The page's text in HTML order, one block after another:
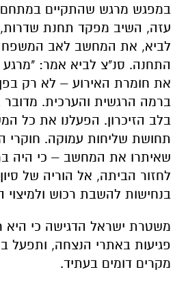
במפגש מרגש שהתקיים
עזה, השיב מפקד תחנת שדרות,
לביא, את המחשב לאב המשפחה,
התחנה. סנ"צ לביא אמר: "מרגע
את חומרת האירוע – לא רק
ברמה הרגשית והערכית.
בלב הזיכרון. הפעלנו את כל
תחושת שליחות עמוקה. חוקרי
שאיתרו את המחשב – כי היה
לחזור הביתה, אל הוריה של
בנחישות להשבת רכוש ולמיצוי
משטרת ישראל הדגישה כי היא
פגיעות באתרי הנצחה, ותפעל
מקרים דומים בעתיד.